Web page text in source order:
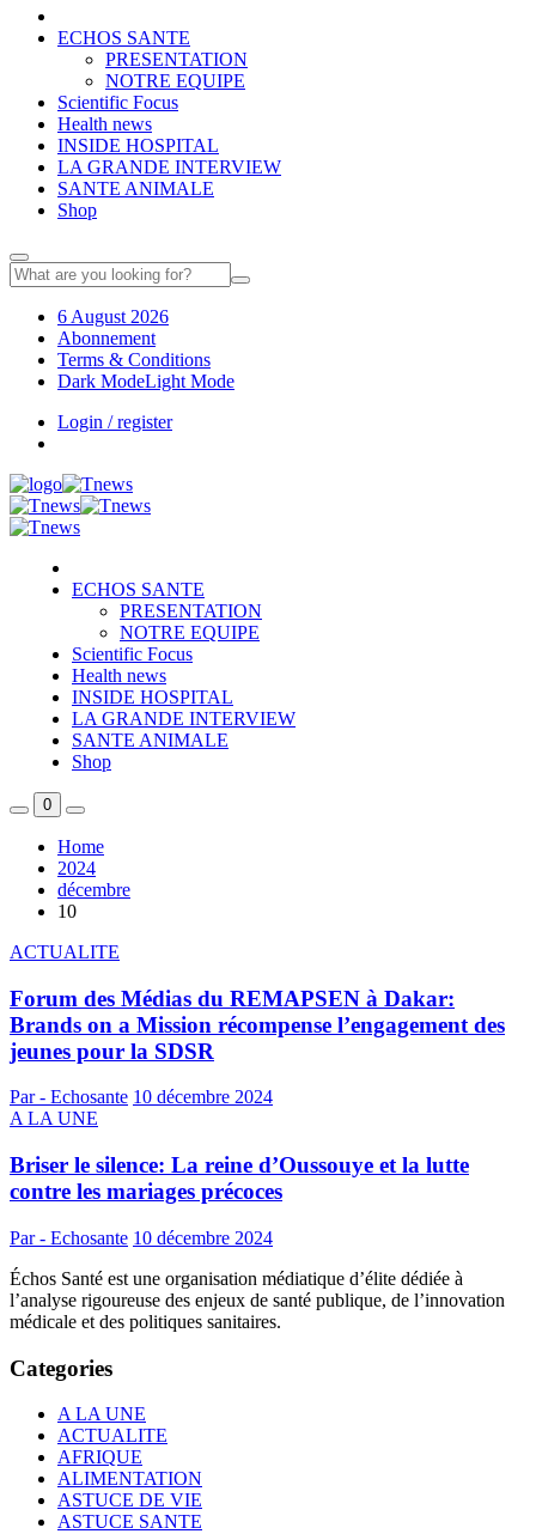
ECHOS SANTE
PRESENTATION
NOTRE EQUIPE
Scientific Focus
Health news
INSIDE HOSPITAL
LA GRANDE INTERVIEW
SANTE ANIMALE
Shop
6 August 2026
Abonnement
Terms & Conditions
Dark ModeLight Mode
Login / register
ECHOS SANTE
PRESENTATION
NOTRE EQUIPE
Scientific Focus
Health news
INSIDE HOSPITAL
LA GRANDE INTERVIEW
SANTE ANIMALE
Shop
0
Home
2024
décembre
10
ACTUALITE
Forum des Médias du REMAPSEN à Dakar:
Brands on a Mission récompense l’engagement des
jeunes pour la SDSR
Par - Echosante 10 décembre 2024
A LA UNE
Briser le silence: La reine d’Oussouye et la lutte
contre les mariages précoces
Par - Echosante 10 décembre 2024
Échos Santé est une organisation médiatique d’élite dédiée à
l’analyse rigoureuse des enjeux de santé publique, de l’innovation
médicale et des politiques sanitaires.
Categories
A LA UNE
ACTUALITE
AFRIQUE
ALIMENTATION
ASTUCE DE VIE
ASTUCE SANTE